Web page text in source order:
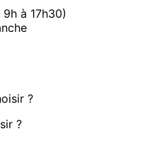
à 17h30)
?
?